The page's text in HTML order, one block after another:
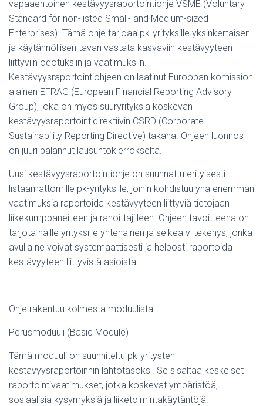
vapaaehtoinen kestävyysraportointiohje VSME (Voluntary
Standard for non-listed Small- and Medium-sized
Enterprises). Tämä ohje tarjoaa pk-yrityksille yksinkertaisen
ja käytännöllisen tavan vastata kasvaviin kestävyyteen
liittyviin odotuksiin ja vaatimuksiin.
Kestävyysraportointiohjeen on laatinut Euroopan komission
alainen EFRAG (European Financial Reporting Advisory
Group), joka on myös suuryrityksiä koskevan
kestävyysraportointidirektiivin CSRD (Corporate
Sustainability Reporting Directive) takana. Ohjeen luonnos
on juuri palannut lausuntokierrokselta.
Uusi kestävyysraportointiohje on suunnattu erityisesti
listaamattomille pk-yrityksille, joihin kohdistuu yhä enemmän
vaatimuksia raportoida kestävyyteen liittyviä tietojaan
liikekumppaneilleen ja rahoittajilleen. Ohjeen tavoitteena on
tarjota näille yrityksille yhtenäinen ja selkeä viitekehys, jonka
avulla ne voivat systemaattisesti ja helposti raportoida
kestävyyteen liittyvistä asioista.
–
Ohje rakentuu kolmesta moduulista:
Perusmoduuli (Basic Module)
Tämä moduuli on suunniteltu pk-yritysten
kestävyysraportoinnin lähtötasoksi. Se sisältää keskeiset
raportointivaatimukset, jotka koskevat ympäristöä,
sosiaalisia kysymyksiä ja liiketoimintakäytäntöjä.